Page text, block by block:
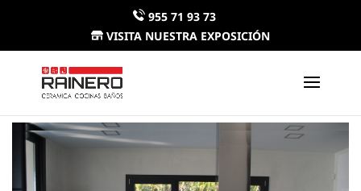
955 71 93 73
VISITA NUESTRA EXPOSICIÓN